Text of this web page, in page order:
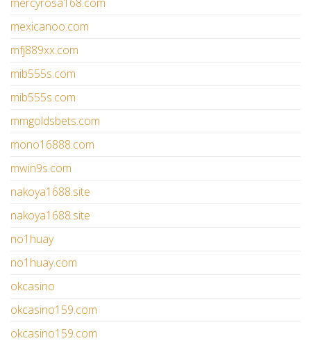
mexicanoo.com
mfj889xx.com
mib555s.com
mib555s.com
mmgoldsbets.com
mono16888.com
mwin9s.com
nakoya1688.site
nakoya1688.site
no1huay
no1huay.com
okcasino
okcasino159.com
okcasino159.com